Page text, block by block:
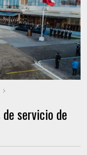
servicio de